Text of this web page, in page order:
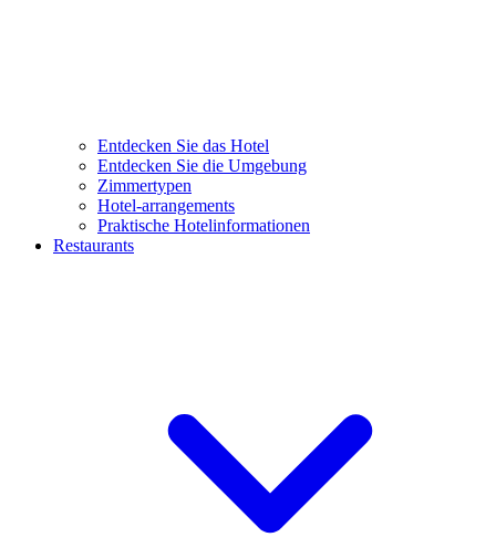
Entdecken Sie das Hotel
Entdecken Sie die Umgebung
Zimmertypen
Hotel-arrangements
Praktische Hotelinformationen
Restaurants